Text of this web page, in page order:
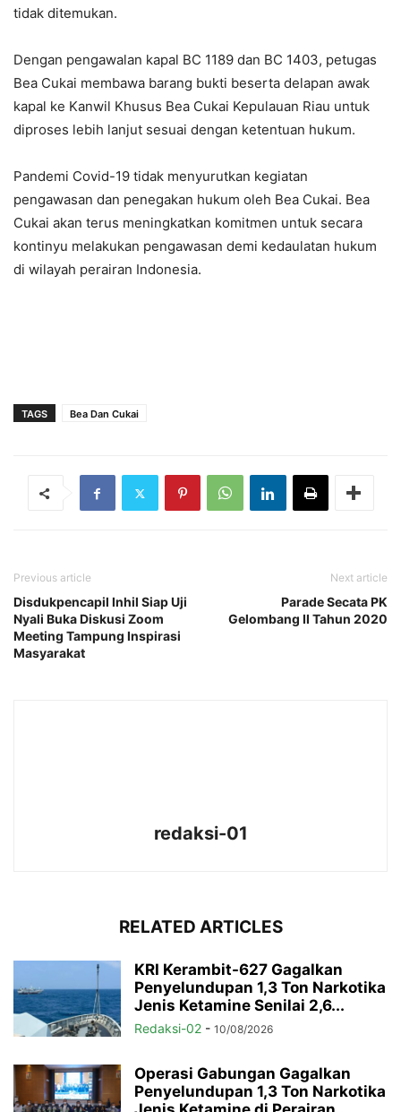
tidak ditemukan.
Dengan pengawalan kapal BC 1189 dan BC 1403, petugas
Bea Cukai membawa barang bukti beserta delapan awak
kapal ke Kanwil Khusus Bea Cukai Kepulauan Riau untuk
diproses lebih lanjut sesuai dengan ketentuan hukum.
Pandemi Covid-19 tidak menyurutkan kegiatan
pengawasan dan penegakan hukum oleh Bea Cukai. Bea
Cukai akan terus meningkatkan komitmen untuk secara
kontinyu melakukan pengawasan demi kedaulatan hukum
di wilayah perairan Indonesia.
TAGS Bea Dan Cukai
Previous article
Disdukpencapil Inhil Siap Uji
Nyali Buka Diskusi Zoom
Meeting Tampung Inspirasi
Masyarakat
Next article
Parade Secata PK
Gelombang II Tahun 2020
redaksi-01
RELATED ARTICLES
KRI Kerambit-627 Gagalkan
Penyelundupan 1,3 Ton Narkotika
Jenis Ketamine Senilai 2,6...
Redaksi-02 - 10/08/2026
Operasi Gabungan Gagalkan
Penyelundupan 1,3 Ton Narkotika